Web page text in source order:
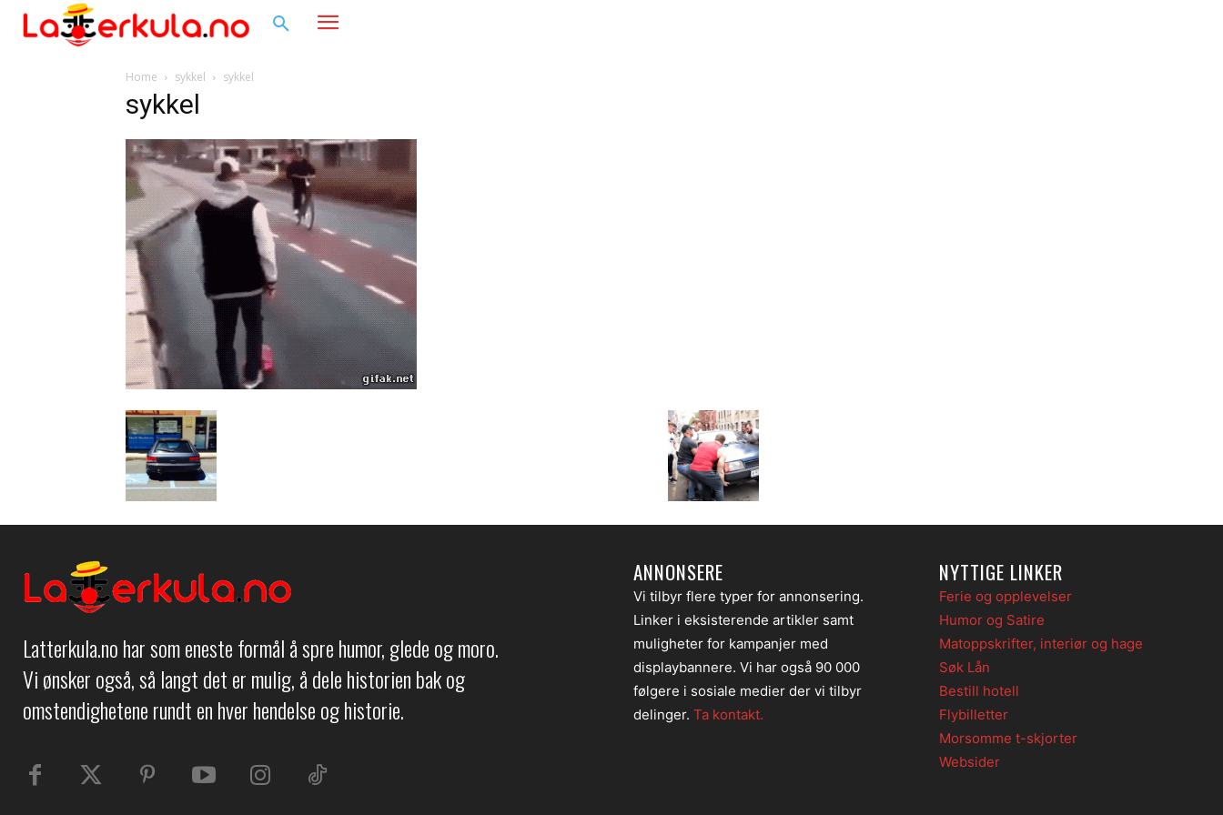
Home sykkel sykkel
sykkel
Latterkula.no har som eneste formål å spre humor, glede og moro.
Vi ønsker også, så langt det er mulig, å dele historien bak og
omstendighetene rundt en hver hendelse og historie.
ANNONSERE
Vi tilbyr flere typer for annonsering.
Linker i eksisterende artikler samt
muligheter for kampanjer med
displaybannere. Vi har også 90 000
følgere i sosiale medier der vi tilbyr
delinger. Ta kontakt.
NYTTIGE LINKER
Ferie og opplevelser
Humor og Satire
Matoppskrifter, interiør og hage
Søk Lån
Bestill hotell
Flybilletter
Morsomme t-skjorter
Websider